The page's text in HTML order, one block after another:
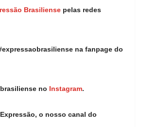
Brasiliense pelas redes
na fanpage do
no Instagram.
o nosso canal do